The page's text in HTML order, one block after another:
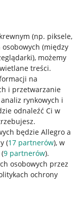
(np. piksele,
(między
, możemy
treści.
na
i przetwarzanie
rynkowych i
odnaleźć Ci w
będzie Allegro a
(17 partnerów), w
9 partnerów).
osobowych przez
ochrony